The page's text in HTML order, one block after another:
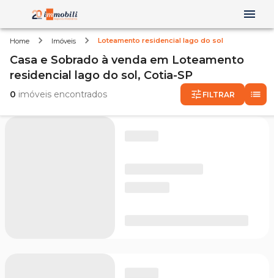
Home Imóveis Loteamento residencial lago do sol
Casa e Sobrado à venda em Loteamento
residencial lago do sol, Cotia-SP
0 imóveis encontrados FILTRAR